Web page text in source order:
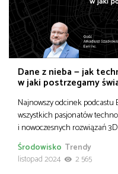
Dane z nieba — jak
w jaki postrzegamy
Najnowszy odcinek podcastu
wszystkich pasjonatów
i nowoczesnych rozwiązań
Środowisko Trendy
listopad 2024
2 565